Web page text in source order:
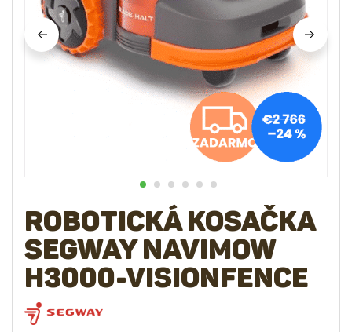
Robotická kosačka
SEGWAY Navimow
H3000-VisionFence